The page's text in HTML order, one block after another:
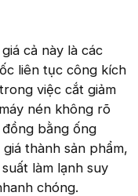
cả này là các
liên tục công kích
việc cắt giảm
nén không rõ
bằng ống
thành sản phẩm,
làm lạnh suy
chóng.